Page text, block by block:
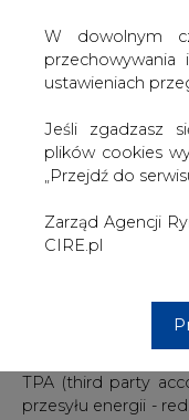
W dowolnym
ustawieniach
Jeśli zgadzasz
plików cookies
„Przejdź do
Zarząd Agencji
CIRE.pl
klientów i
masowo stosować
energię. Wystarczy
zmiany dostawcy
prąd u
PG dowiedział
podmioty, jak
Hutmen oraz
Kędzierzyn.
TPA (third party
przesyłu energii -